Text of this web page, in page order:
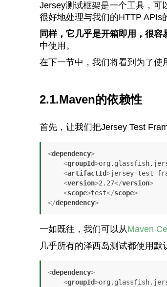
Jersey测试框架是一个工具，可
很好地处理与我们的HTTP APIs
同样，它几乎是开箱即用，很
中使用。
在下一节中，我们将看到为了使
2.1.Maven的依赖性
首先，让我们把Jersey Test
<dependency>
<groupId>
<artifactId>jersey-test-
<version>2.27</version>
<scope>test</scope>
</dependency>
一如既往，我们可以从Maven
几乎所有的泽西岛测试都使用默
<dependency>
<groupId>